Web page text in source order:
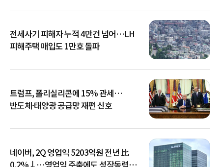
전세사기 피해자 누적 4만건 넘어…LH
피해주택 매입도 1만호 돌파
트럼프, 폴리실리콘에 15% 관세…
반도체·태양광 공급망 재편 신호
네이버, 2Q 영업익 5203억원 전년 比
0.2%↓…영업익 주춤에도 성장동력